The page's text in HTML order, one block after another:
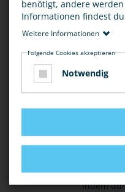
und
dazu
Zudem
Stärke
Statt eine
indem du
benötigt, andere
Informationen findest
Weitere Informationen
Folgende Cookies akzeptieren
Notwendig